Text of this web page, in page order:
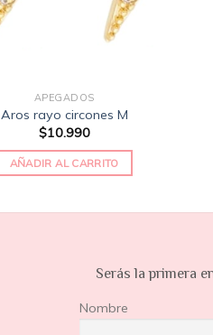
APEGADOS
Aros rayo circones M
$10.990
AÑADIR AL CARRITO
Serás la primera
Nombre